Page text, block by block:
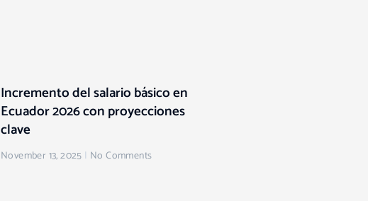
Incremento del salario básico en
Ecuador 2026 con proyecciones
clave
November 13, 2025 No Comments